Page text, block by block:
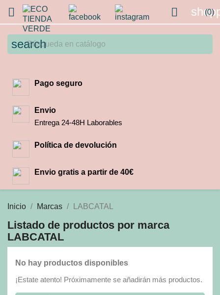
 (0)

search
Pago seguro
Envio
Entrega 24-48H Laborables
Política de devolución
Envio gratis a partir de 40€
Inicio Marcas LABCATAL
Listado de productos por marca
LABCATAL
No hay productos disponibles
¡Estate atento! Próximamente se añadirán más productos.